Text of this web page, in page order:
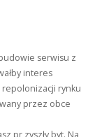
serwisu z
interes
repolonizacji rynku
przez obce
pr zyszły byt. Na